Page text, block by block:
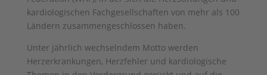
kardiologischen Fachgesellschaften von mehr als 100
Ländern zusammengeschlossen haben.
Unter jährlich wechselndem Motto werden
Herzerkrankungen, Herzfehler und kardiologische